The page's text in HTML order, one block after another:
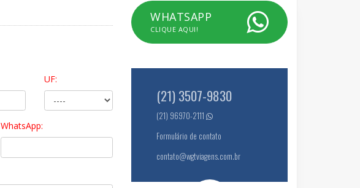
UF:
WhatsApp:
WHATSAPP
CLIQUE AQUI!
(21) 3507-9830
(21) 96970-2111
Formulário de contato
contato@wgtviagens.com.br